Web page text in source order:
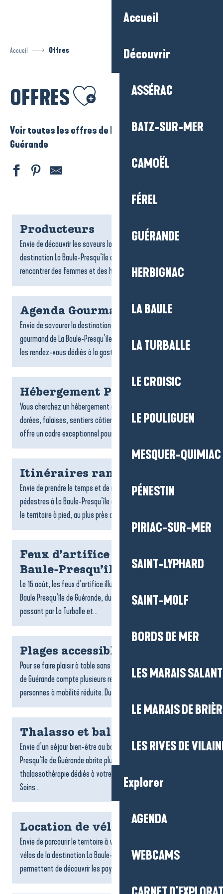
Accueil
Découvrir
ASSÉRAC
BATZ-SUR-MER
CAMOËL
FÉREL
GUÉRANDE
HERBIGNAC
LA BAULE
LA TURBALLE
LE CROISIC
LE POULIGUEN
MESQUER-QUIMIAC
PÉNESTIN
PIRIAC-SUR-MER
SAINT-LYPHARD
SAINT-MOLF
BORDS DE MER
LES MARAIS
LE MARAIS DE
LES RIVES DE
Explorer
AGENDA
WEBCAMS
Accueil Offres
OFFRES Ajouter aux favoris
Voir toutes les offres de La Baule – Presqu’ile de
Guérande
Producteurs
Envie de découvrir les saveurs locales ? Les producteurs de la
destination La Baule-Presqu’île de Guérande vous invitent à
rencontrer des femmes et des hommes passionnés,...
Agenda Gourmand
Envie de savourer la destination autrement ? L’agenda
gourmand de La Baule-Presqu’île de Guérande rassemble tous
les rendez-vous dédiés à la gastronomie et aux plaisirs de la...
Hébergement Pénestin
Vous cherchez un hébergement à Pénestin ? Entre plages
dorées, falaises, sentiers côtiers et estuaire, la commune
offre un cadre exceptionnel pour un séjour tourné vers la...
Itinéraires rando
Envie de prendre le temps et de respirer ? Les randonnées
pédestres à La Baule-Presqu’île de Guérande invitent à explorer
le territoire à pied, au plus près des paysages. Entre...
Feux d’artifice du 15 août à La
Baule-Presqu’île de Guérande
Le 15 août, les feux d’artifice illuminent les soirées d’été à La
Baule Presqu’île de Guérande, du Croisic jusqu’à Pénestin en
passant par La Turballe et...
Plages accessibles
Pour se faire plaisir à table sans contrainte, La Baule-Presqu’île
de Guérande compte plusieurs restaurants accessibles aux
personnes à mobilité réduite. Du bord de mer aux...
Thalasso et balnéo
Envie d’un séjour bien-être au bord de l’océan ? La Baule-
Presqu’île de Guérande abrite plusieurs centres de
thalassothérapie dédiés à votre détente et à votre vitalité.
Soins...
Location de vélos
Envie de parcourir le territoire à votre rythme ? Les loueurs de
vélos de la destination La Baule-Presqu’île de Guérande vous
permettent de découvrir les paysages, les villages...